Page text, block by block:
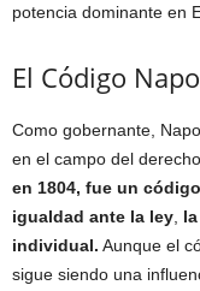
potencia dominante en
El Código
Como gobernante,
en el campo del derecho.
en 1804, fue un
igualdad ante la ley
individual. Aunque el
sigue siendo una